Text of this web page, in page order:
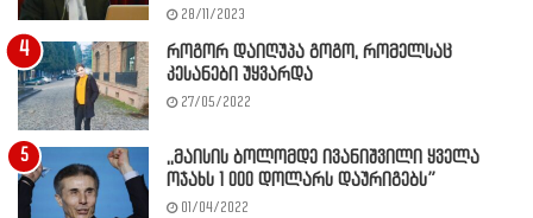
28/11/2023
როგორ დაიღუპა გოგო, რომელსაც
კესანები უყვარდა
27/05/2022
,,მაისის ბოლომდე ივანიშვილი ყველა
ოჯახს 1 000 დოლარს დაურიგებს”
01/04/2022